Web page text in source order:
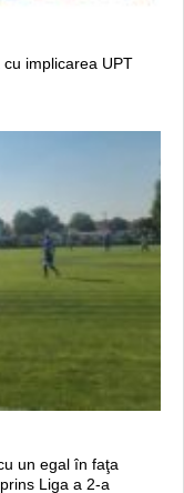
implicarea UPT
un egal în faţa
Liga a 2-a